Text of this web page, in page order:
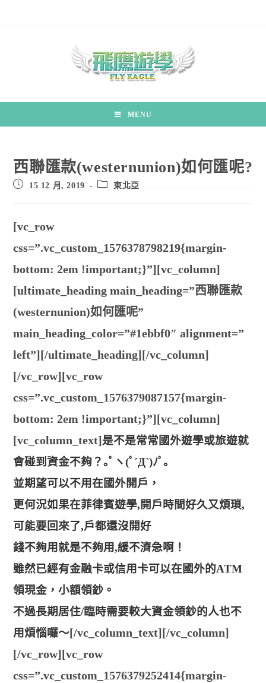
MENU
西聯匯款(westernunion)如何匯呢?
15 12 月, 2019 東北亞
[vc_row
css=”.vc_custom_1576378798219{margin-
bottom: 2em !important;}”][vc_column]
[ultimate_heading main_heading=”西聯匯款
(westernunion)如何匯呢”
main_heading_color=”#1ebbf0″ alignment=”
left”][/ultimate_heading][/vc_column]
[/vc_row][vc_row
css=”.vc_custom_1576379087157{margin-
bottom: 2em !important;}”][vc_column]
[vc_column_text]是不是常常國外遊學或旅遊就
會碰到資金不夠？｡ﾟヽ(ﾟ´Д`)ﾉﾟ｡
並期望可以不用在國外開戶，
更何況如果在菲律賓遊學,開戶時間好久又煩瑣,
可能要回來了,戶都還沒開好
錢不夠用就是不夠用,緩不濟急啊！
雖然已經有金融卡或信用卡可以在國外的ATM
領現金，小額領鈔。
不過長期居住/臨時需要較大資金領鈔的人也不
用煩惱囉～[/vc_column_text][/vc_column]
[/vc_row][vc_row
css=”.vc_custom_1576379252414{margin-